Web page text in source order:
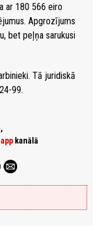
ar 180 566 eiro
Apgrozījums
bet peļņa sarukusi
Tā juridiskā
99.
kanālā